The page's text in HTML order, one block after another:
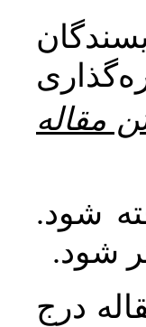
مقاله
شود.
شود.
درج